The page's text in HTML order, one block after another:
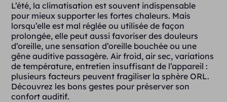
L’été, la climatisation est souvent indispensable
pour mieux supporter les fortes chaleurs. Mais
lorsqu’elle est mal réglée ou utilisée de façon
prolongée, elle peut aussi favoriser des douleurs
d’oreille, une sensation d’oreille bouchée ou une
gêne auditive passagère. Air froid, air sec, variations
de température, entretien insuffisant de l’appareil :
plusieurs facteurs peuvent fragiliser la sphère ORL.
Découvrez les bons gestes pour préserver son
confort auditif.